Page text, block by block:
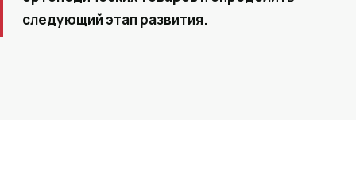
следующий этап развития.